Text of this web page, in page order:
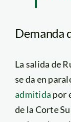
Demanda
La salida de
se da en
admitida por
de la Corte